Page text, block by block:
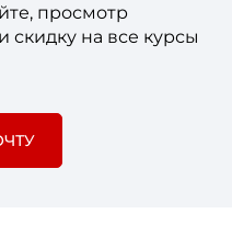
просмотр
скидку на все курсы